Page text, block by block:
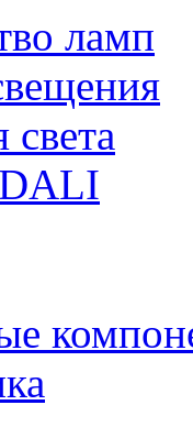
ламп